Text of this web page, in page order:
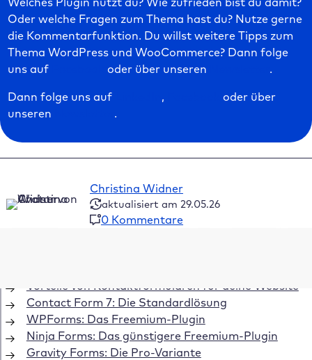
Oder welche Fragen zum Thema hast du? Nutze gerne
die Kommentarfunktion. Du willst weitere Tipps zum
Thema WordPress und WooCommerce? Dann folge
uns auf
oder über unseren .
Dann folge uns auf ,
oder über
unseren
.
Christina Widner
aktualisiert am 29.05.26
0 Kommentare
Vorteile von Kontaktformularen für deine Website
Contact Form 7: Die Standardlösung
WPForms: Das Freemium-Plugin
Ninja Forms: Das günstigere Freemium-Plugin
Gravity Forms: Die Pro-Variante